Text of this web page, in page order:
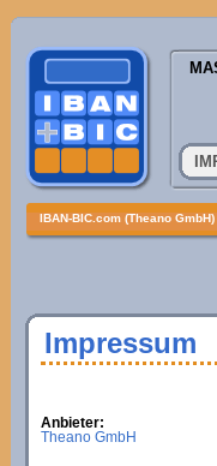
IBAN-BIC.com (Theano GmbH)
Impressum
Anbieter:
Theano GmbH